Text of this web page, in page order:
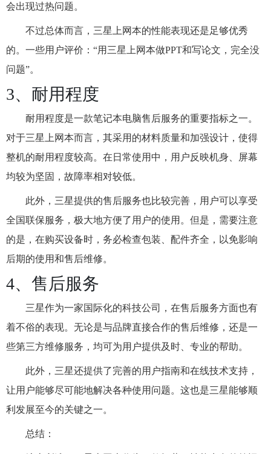
会出现过热问题。
不过总体而言，三星上网本的性能表现还是足够优秀
的。一些用户评价：“用三星上网本做PPT和写论文，完全没
问题”。
3、耐用程度
耐用程度是一款笔记本电脑售后服务的重要指标之一。
对于三星上网本而言，其采用的材料质量和加强设计，使得
整机的耐用程度较高。在日常使用中，用户反映机身、屏幕
均较为坚固，故障率相对较低。
此外，三星提供的售后服务也比较完善，用户可以享受
全国联保服务，极大地方便了用户的使用。但是，需要注意
的是，在购买设备时，务必检查包装、配件齐全，以免影响
后期的使用和售后维修。
4、售后服务
三星作为一家国际化的科技公司，在售后服务方面也有
着不俗的表现。无论是与品牌直接合作的售后维修，还是一
些第三方维修服务，均可为用户提供及时、专业的帮助。
此外，三星还提供了完善的用户指南和在线技术支持，
让用户能够尽可能地解决各种使用问题。这也是三星能够顺
利发展至今的关键之一。
总结：